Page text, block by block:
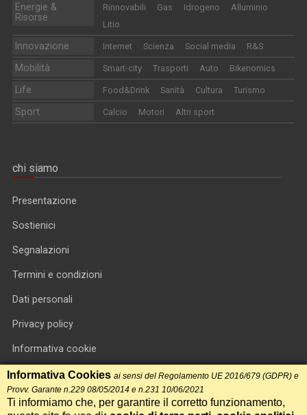
Energie &
Risorse
Rinnovabili Gas Idrogeno
Alluminio
Litio
Innovazione Internet Scienza Social media R&S
Mobilità Smart-city Trasporti Auto Bikenomics
Life Food&Drink Sanità Cultura Turismo
Sport Calcio Motori Altri sport
chi siamo
Presentazione
Sostienici
Segnalazioni
Termini e condizioni
Dati personali
Privacy policy
Informativa cookie
RSS feed
RSS Top News
Informativa Cookies ai sensi del Regolamento UE 2016/679 (GDPR) e
Provv. Garante n.229 08/05/2014 e n.231 10/06/2021
Ti informiamo che, per garantire il corretto funzionamento,